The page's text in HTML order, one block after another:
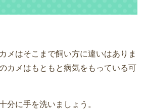
メはそこまで飼い方に違いはありま
カメはもともと病気をもっている可
分に手を洗いましょう。